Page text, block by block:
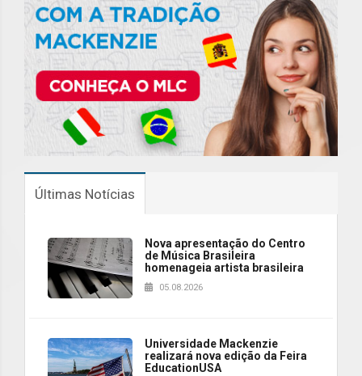
Últimas Notícias
Nova apresentação do Centro
de Música Brasileira
homenageia artista brasileira
05.08.2026
Universidade Mackenzie
realizará nova edição da Feira
EducationUSA